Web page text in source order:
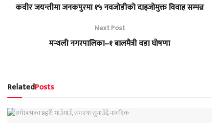
कवीर जयन्तीमा जनकपुरमा १५ नवजोडीको दाइजोमुक्त विवाह सम्पन्न
Next Post
मन्थली नगरपालिका–१ बालमैत्री वडा घोषणा
RelatedPosts